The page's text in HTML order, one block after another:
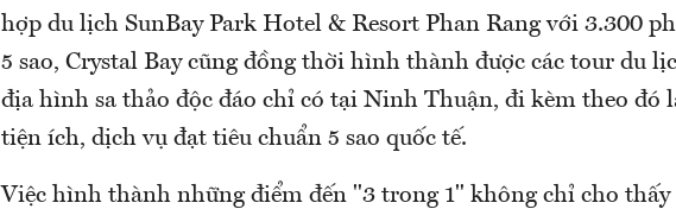
hợp du lịch SunBay Park Hotel & Resort Phan Rang với 3.300
5 sao, Crystal Bay cũng đồng thời hình thành được các tour du
địa hình sa thảo độc đáo chỉ có tại Ninh Thuận, đi kèm theo đó
tiện ích, dịch vụ đạt tiêu chuẩn 5 sao quốc tế.
Việc hình thành những điểm đến "3 trong 1" không chỉ cho